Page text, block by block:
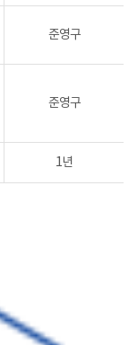
준영구
준영구
1년